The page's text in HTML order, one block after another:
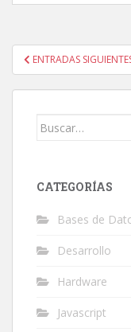
DE
ENTRADAS
ENTRADAS
Buscar:
CATEGORÍAS
Bases de
Desarrollo
Hardware
Javascript